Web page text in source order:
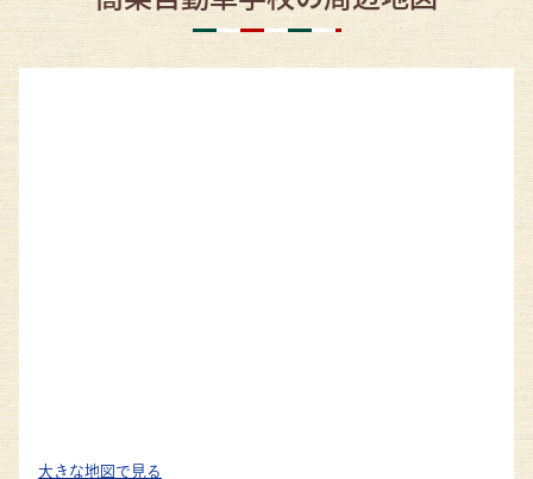
大きな地図で見る